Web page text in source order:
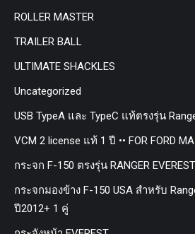
ROLLER MASTER
TRAILER BALL
ULTIMATE SHACKLES
Uncategorized
USB TypeA และ TypeC แท้ตรงรุ่น
VCM 2 license แท้ 1 ปี •• FOR FORD
กระจก F-150 ตรงรุ่น RANGER
กระจกมองข้าง F-150 USA สำหรับ
ปี2012+ 1 คู่